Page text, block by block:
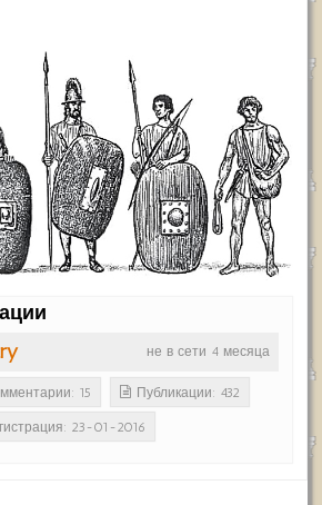
не в сети 4 месяца
15 Публикации: 432
23-01-2016